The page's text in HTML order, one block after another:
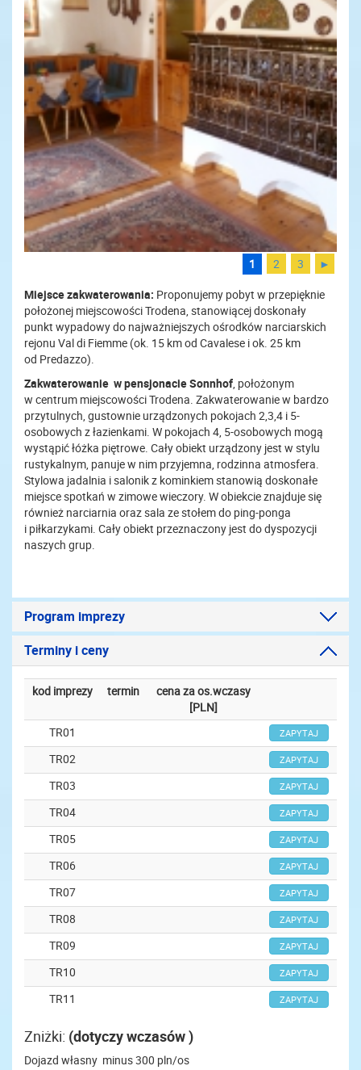
1 2 3
►
Miejsce zakwaterowania: Proponujemy pobyt w przepięknie
położonej miejscowości Trodena, stanowiącej doskonały
punkt wypadowy do najważniejszych ośrodków narciarskich
rejonu Val di Fiemme (ok. 15 km od Cavalese i ok. 25 km
od Predazzo).
Zakwaterowanie w pensjonacie Sonnhof , położonym
w centrum miejscowości Trodena. Zakwaterowanie w bardzo
przytulnych, gustownie urządzonych pokojach 2,3,4 i 5-
osobowych z łazienkami. W pokojach 4, 5-osobowych mogą
wystąpić łóżka piętrowe. Cały obiekt urządzony jest w stylu
rustykalnym, panuje w nim przyjemna, rodzinna atmosfera.
Stylowa jadalnia i salonik z kominkiem stanowią doskonałe
miejsce spotkań w zimowe wieczory. W obiekcie znajduje się
również narciarnia oraz sala ze stołem do ping-ponga
i piłkarzykami. Cały obiekt przeznaczony jest do dyspozycji
naszych grup.
Program imprezy
Terminy i ceny
kod imprezy termin
cena za os.wczasy
[PLN]
TR01
ZAPYTAJ
TR02 ZAPYTAJ
TR03 ZAPYTAJ
TR04 ZAPYTAJ
TR05 ZAPYTAJ
TR06 ZAPYTAJ
TR07 ZAPYTAJ
TR08 ZAPYTAJ
TR09 ZAPYTAJ
TR10 ZAPYTAJ
TR11 ZAPYTAJ
Zniżki: (dotyczy wczasów )
Dojazd własny minus 300 pln/os